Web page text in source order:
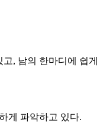
, 남의 한마디에 쉽게
게 파악하고 있다.